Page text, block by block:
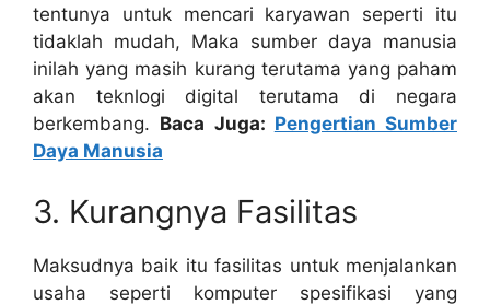
tentunya untuk mencari karyawan seperti itu
tidaklah mudah, Maka sumber daya manusia
inilah yang masih kurang terutama yang paham
akan teknlogi digital terutama di negara
berkembang. Baca Juga: Pengertian Sumber
Daya Manusia
3. Kurangnya Fasilitas
Maksudnya baik itu fasilitas untuk menjalankan
usaha seperti komputer spesifikasi yang